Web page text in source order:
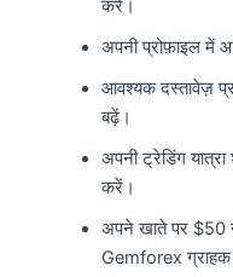
करें।
अपनी प्रोफ़ाइल में
आवश्यक दस्तावेज़
बढ़ें।
अपनी ट्रेडिंग
करें।
अपने खाते पर $50
Gemforex ग्राहक